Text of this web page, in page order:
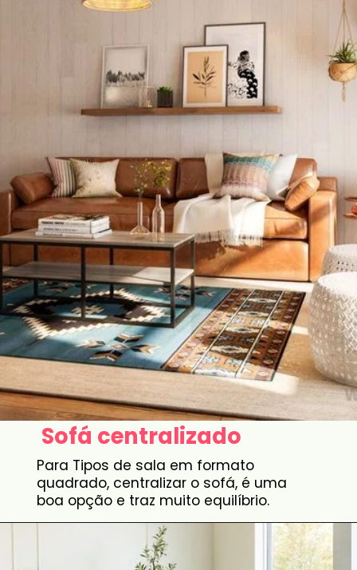
Sofá centralizado
Para Tipos de sala em formato
quadrado, centralizar o sofá, é uma
boa opção e traz muito equilíbrio.